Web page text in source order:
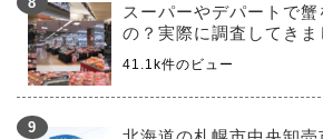
スーパーやデパートで
の？実際に調査してきま
41.1k件のビュー